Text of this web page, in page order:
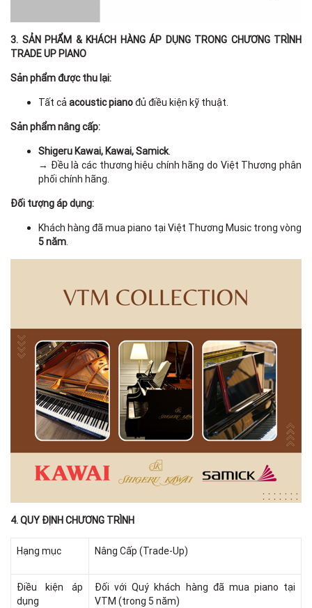
3. SẢN PHẨM & KHÁCH HÀNG ÁP DỤNG TRONG CHƯƠNG TRÌNH
TRADE UP PIANO
Sản phẩm được thu lại:
Tất cả acoustic pianođủ điều kiện kỹ thuật.
Sản phẩm nâng cấp:
Shigeru Kawai, Kawai, Samick.
→ Đều là các thương hiệu chính hãng do Việt Thương phân
phối chính hãng.
Đối tượng áp dụng:
Khách hàng đã mua piano tại Việt Thương Music trong vòng
5 năm
4. QUY ĐỊNH CHƯƠNG TRÌNH
Hạng mục Nâng Cấp (Trade-Up)
Điều kiện áp
dụng
Đối với Quý khách hàng đã mua piano tại
VTM (trong 5 năm)